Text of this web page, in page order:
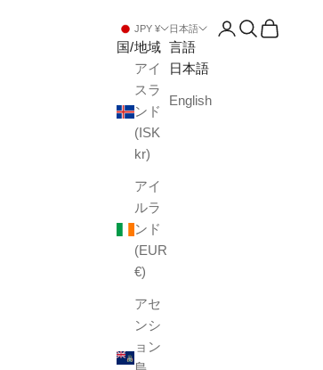
JPY ¥
国/地域
アイ
スラ
ンド
(ISK
kr)
アイ
ルラ
ンド
(EUR
€)
アセ
ンシ
ョン
日本語
言語
日本語
English
アカウントペー
検索を開く
カートを